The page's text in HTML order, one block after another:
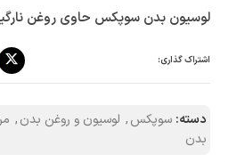
لوسیون بدن سوپکس حاوی روغن نارگیل
اشتراک گذاری:
دسته: سوپکس, لوسیون و روغن بدن,
بدن